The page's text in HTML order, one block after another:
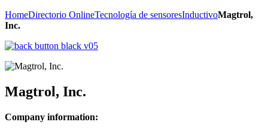
HomeDirectorio OnlineTecnología de sensoresInductivoMagtrol,
Inc.
Magtrol, Inc.
Company information: